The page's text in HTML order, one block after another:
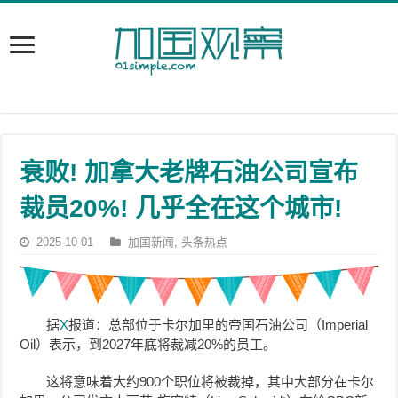
衰败! 加拿大老牌石油公司宣布
裁员20%! 几乎全在这个城市!
2025-10-01 加国新闻 ,头条热点
据X报道：总部位于卡尔加里的帝国石油公司（Imperial
Oil）表示，到2027年底将裁减20%的员工。
这将意味着大约900个职位将被裁掉，其中大部分在卡尔